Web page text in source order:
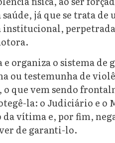
já que se trata de
e organiza o sistema
ou testemunha de
o que vem sendo
la: o Judiciário e o
vítima e, por fim,
de garanti-lo.